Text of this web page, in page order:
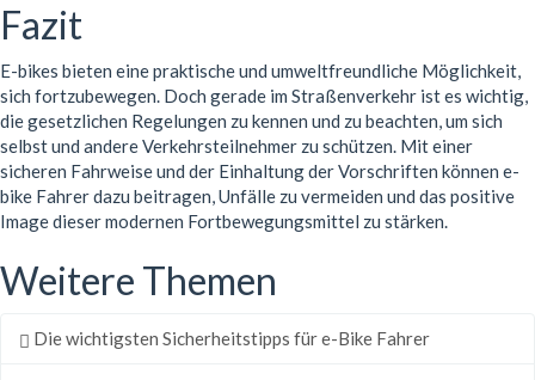
Fazit
E-bikes bieten eine praktische und umweltfreundliche Möglichkeit,
sich fortzubewegen. Doch gerade im Straßenverkehr ist es wichtig,
die gesetzlichen Regelungen zu kennen und zu beachten, um sich
selbst und andere Verkehrsteilnehmer zu schützen. Mit einer
sicheren Fahrweise und der Einhaltung der Vorschriften können e-
bike Fahrer dazu beitragen, Unfälle zu vermeiden und das positive
Image dieser modernen Fortbewegungsmittel zu stärken.
Weitere Themen
Die wichtigsten Sicherheitstipps für e-Bike Fahrer